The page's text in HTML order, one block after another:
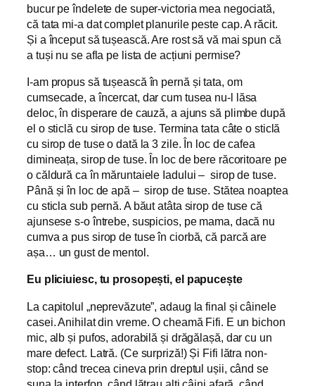
bucur pe îndelete de super-victoria mea negociată,
că tata mi-a dat complet planurile peste cap. A răcit.
Și a început să tușească. Are rost să vă mai spun că
a tuși nu se afla pe lista de acțiuni permise?
I-am propus să tușească în pernă și tata, om
cumsecade, a încercat, dar cum tusea nu-l lăsa
deloc, în disperare de cauză, a ajuns să plimbe după
el o sticlă cu sirop de tuse. Termina tata câte o sticlă
cu sirop de tuse o dată la 3 zile. În loc de cafea
dimineața, sirop de tuse. În loc de bere răcoritoare pe
o căldură ca în măruntaiele Iadului – sirop de tuse.
Până și în loc de apă – sirop de tuse. Stătea noaptea
cu sticla sub pernă. A băut atâta sirop de tuse că
ajunsese s-o întrebe, suspicios, pe mama, dacă nu
cumva a pus sirop de tuse în ciorbă, că parcă are
așa… un gust de mentol.
Eu pliciuiesc, tu prosopești, el papucește
La capitolul „neprevăzute”, adaug la final și câinele
casei. Anihilat din vreme. O cheamă Fifi. E un bichon
mic, alb și pufos, adorabilă și drăgălașă, dar cu un
mare defect. Latră. (Ce surpriză!) Și Fifi lătra non-
stop: când trecea cineva prin dreptul ușii, când se